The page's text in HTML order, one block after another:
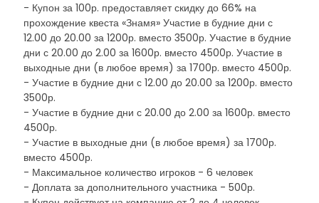
- Купон за 100р. предоставляет скидку до 66% на
прохождение квеста «Знамя» Участие в будние дни с
12.00 до 20.00 за 1200р. вместо 3500р. Участие в будние
дни с 20.00 до 2.00 за 1600р. вместо 4500р. Участие в
выходные дни (в любое время) за 1700р. вместо 4500р.
- Участие в будние дни с 12.00 до 20.00 за 1200р. вместо
3500р.
- Участие в будние дни с 20.00 до 2.00 за 1600р. вместо
4500р.
- Участие в выходные дни (в любое время) за 1700р.
вместо 4500р.
- Максимальное количество игроков - 6 человек
- Доплата за дополнительного участника - 500р.